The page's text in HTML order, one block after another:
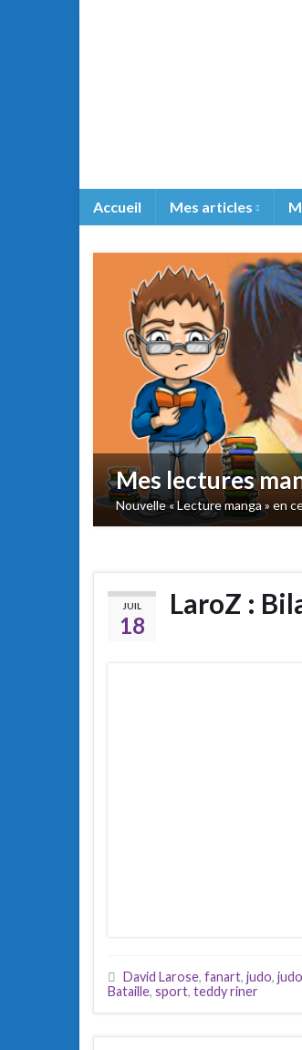
Accueil Mes articles
Antik Panic et
Découvrez aujourd’hui 2
JUIL
18
LaroZ :
David Larose, fanart, judo,
Bataille, sport, teddy riner